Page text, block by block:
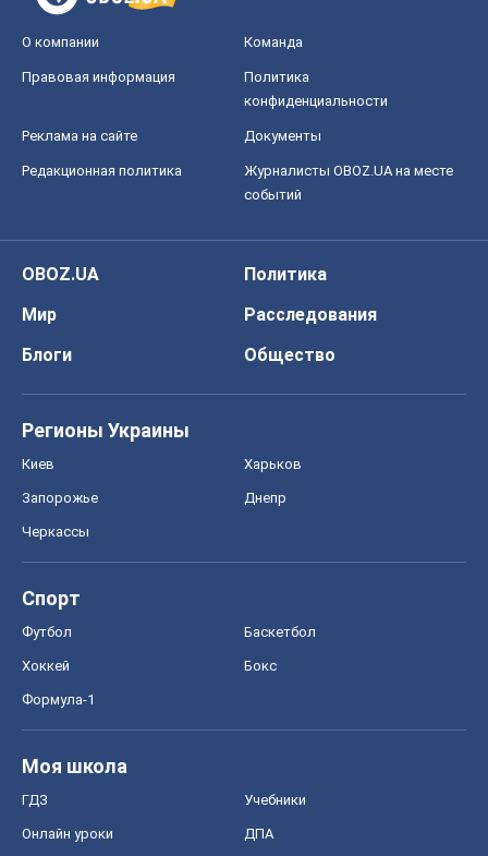
О компании Команда
Правовая информация
Политика
конфиденциальности
Реклама на сайте Документы
Редакционная политика
Журналисты OBOZ.UA на месте
событий
OBOZ.UA
Политика
Мир
Расследования
Блоги
Общество
Регионы Украины
Киев Харьков
Запорожье Днепр
Черкассы
Спорт
Футбол Баскетбол
Хоккей Бокс
Формула-1
Моя школа
ГДЗ Учебники
Онлайн уроки ДПА